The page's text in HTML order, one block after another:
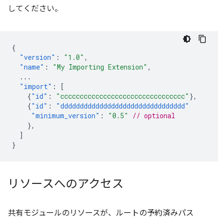
してください。
{
"version" : "1.0" ,
"name" : "My Importing Extension" ,
...
"import" :
[
{"id" : "cccccccccccccccccccccccccccccccc" },
{"id" :
"dddddddddddddddddddddddddddddddd"
"minimum_version" : "0.5"
// optional
},
]
}
リソースへのアクセス
共有モジュールのリソースが、ルートの予約済みパス